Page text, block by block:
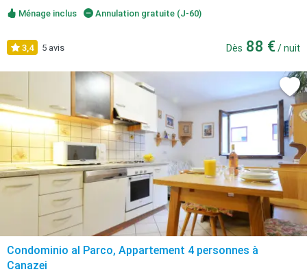
Ménage inclus Annulation gratuite (J-60)
3,4 5 avis Dès 88 € / nuit
Condominio al Parco, Appartement 4 personnes à
Canazei